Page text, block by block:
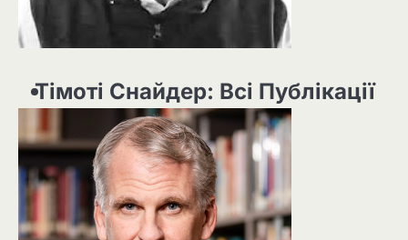
Тімоті Снайдер: Всі Публікації